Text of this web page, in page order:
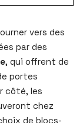
vers des
par des
, qui offrent de
portes
côté, les
chez
de blocs-